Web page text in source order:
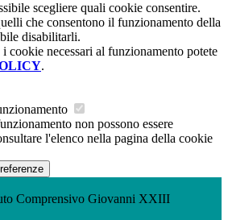
scegliere quali cookie consentire.
che consentono il funzionamento della
disabilitarli.
cookie necessari al funzionamento potete
.
non possono essere
l'elenco nella pagina della cookie
Comprensivo Giovanni XXIII